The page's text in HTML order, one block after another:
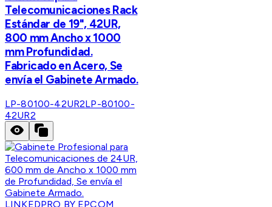
Telecomunicaciones Rack
Estándar de 19", 42UR,
800 mm Ancho x 1000
mm Profundidad.
Fabricado en Acero, Se
envía el Gabinete Armado.
LP-80100-42UR2LP-80100-
42UR2
LINKEDPRO BY EPCOM